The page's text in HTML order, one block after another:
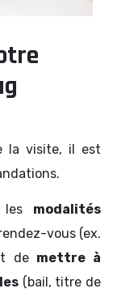
la visite, il est
les modalités
vous (ex.
de mettre à
(bail, titre de